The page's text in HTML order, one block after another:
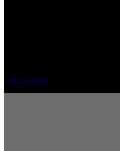
MAS INFO